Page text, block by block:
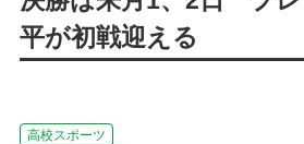
平が初戦迎える
高校スポーツ